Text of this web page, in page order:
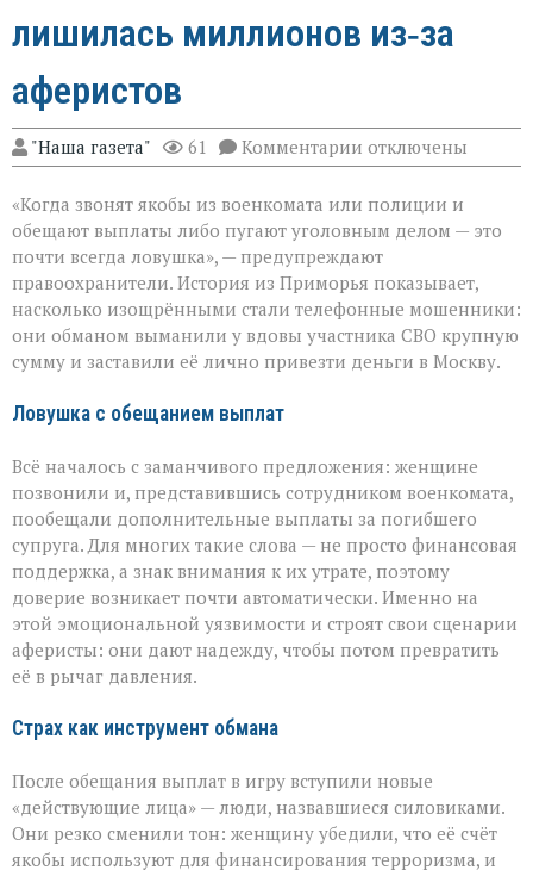
лишилась миллионов из‑за
аферистов
"Наша газета" 61 Комментарии к
записи
сыграли
на
самом
больном»:
вдова
военного
лишилась
миллионов
из‑за
отключены
«Когда звонят якобы из военкомата или полиции и
обещают выплаты либо пугают уголовным делом — это
почти всегда ловушка», — предупреждают
правоохранители. История из Приморья показывает,
насколько изощрёнными стали телефонные мошенники:
они обманом выманили у вдовы участника СВО крупную
сумму и заставили её лично привезти деньги в Москву.
Ловушка с обещанием выплат
Всё началось с заманчивого предложения: женщине
позвонили и, представившись сотрудником военкомата,
пообещали дополнительные выплаты за погибшего
супруга. Для многих такие слова — не просто финансовая
поддержка, а знак внимания к их утрате, поэтому
доверие возникает почти автоматически. Именно на
этой эмоциональной уязвимости и строят свои сценарии
аферисты: они дают надежду, чтобы потом превратить
её в рычаг давления.
Страх как инструмент обмана
После обещания выплат в игру вступили новые
«действующие лица» — люди, назвавшиеся силовиками.
Они резко сменили тон: женщину убедили, что её счёт
якобы используют для финансирования терроризма, и